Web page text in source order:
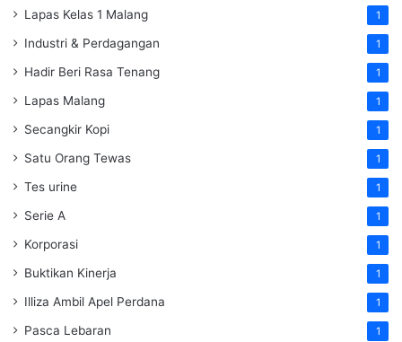
Lapas Kelas 1 Malang 1
Industri & Perdagangan 1
Hadir Beri Rasa Tenang 1
Lapas Malang 1
Secangkir Kopi 1
Satu Orang Tewas 1
Tes urine 1
Serie A 1
Korporasi 1
Buktikan Kinerja 1
Illiza Ambil Apel Perdana 1
Pasca Lebaran 1